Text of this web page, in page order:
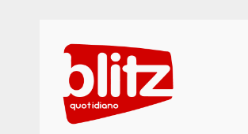
content